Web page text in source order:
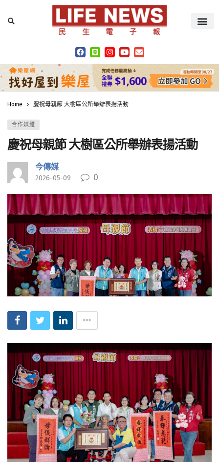
Home 慶祝母親節 大樹區公所舉辦表揚活動
合作媒體
慶祝母親節 大樹區公所舉辦表揚活動
今傳媒
2026-05-09 0